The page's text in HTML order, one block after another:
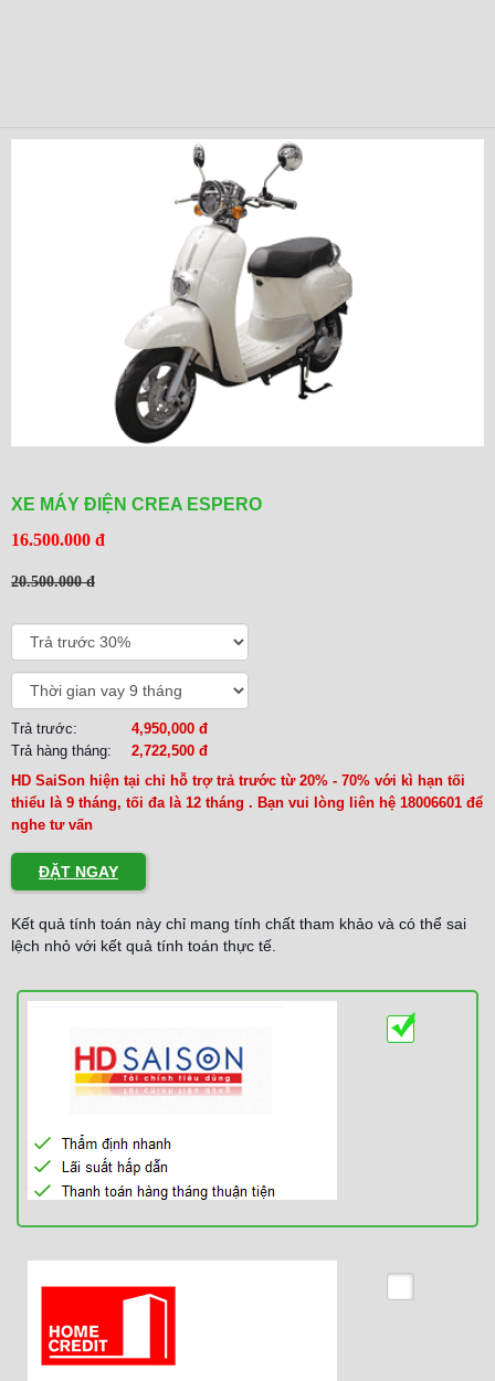
XE MÁY ĐIỆN CREA ESPERO
16.500.000 đ
20.500.000 đ
Trả trước:
4,950,000 đ
Trả hàng tháng:
2,722,500 đ
HD SaiSon hiện tại chỉ hỗ trợ trả trước từ 20% - 70% với kì hạn tối
thiểu là 9 tháng, tối đa là 12 tháng . Bạn vui lòng liên hệ 18006601 để
nghe tư vấn
ĐẶT NGAY
Kết quả tính toán này chỉ mang tính chất tham khảo và có thể sai
lệch nhỏ với kết quả tính toán thực tế.